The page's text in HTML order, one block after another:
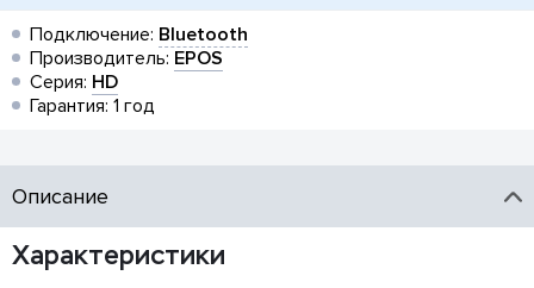
Подключение: Bluetooth
Производитель: EPOS
Серия: HD
Гарантия: 1 год
Описание
Характеристики